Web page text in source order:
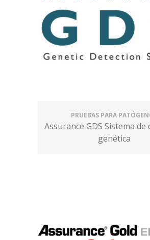
PRUEBAS PARA
Assurance GDS Sistema de
genética